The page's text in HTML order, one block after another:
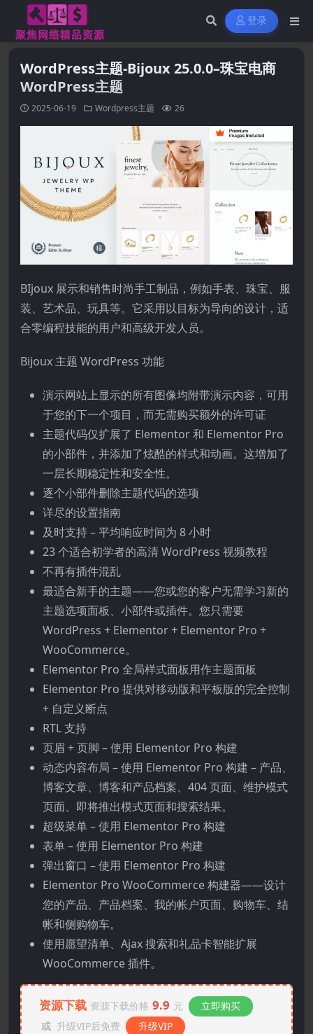
登录
WordPress主题-Bijoux 25.0.0–珠宝电商
WordPress主题
2025-06-19 Wordpress主题 26
BIjoux 展示和销售时尚手工制品，例如手表、珠宝、服
装、艺术品、玩具等。它采用以目标为导向的设计，适
合零编程技能的用户和高级开发人员。
Bijoux 主题 WordPress 功能
演示网站上显示的所有图像均附带演示内容，可用
于您的下一个项目，而无需购买额外的许可证
主题代码仅扩展了 Elementor 和 Elementor Pro
的小部件，并添加了炫酷的样式和动画。这增加了
一层长期稳定性和安全性。
逐个小部件删除主题代码的选项
详尽的设置指南
及时支持 – 平均响应时间为 8 小时
23 个适合初学者的高清 WordPress 视频教程
不再有插件混乱
最适合新手的主题——您或您的客户无需学习新的
主题选项面板、小部件或插件。您只需要
WordPress + Elementor + Elementor Pro +
WooCommerce。
Elementor Pro 全局样式面板用作主题面板
Elementor Pro 提供对移动版和平板版的完全控制
+ 自定义断点
RTL 支持
页眉 + 页脚 – 使用 Elementor Pro 构建
动态内容布局 – 使用 Elementor Pro 构建 – 产品、
博客文章、博客和产品档案、404 页面、维护模式
页面、即将推出模式页面和搜索结果。
超级菜单 – 使用 Elementor Pro 构建
表单 – 使用 Elementor Pro 构建
弹出窗口 – 使用 Elementor Pro 构建
Elementor Pro WooCommerce 构建器——设计
您的产品、产品档案、我的帐户页面、购物车、结
帐和侧购物车。
使用愿望清单、Ajax 搜索和礼品卡智能扩展
WooCommerce 插件。
资源下载 资源下载价格 9.9 元
立即购买
或 升级VIP后免费 升级VIP